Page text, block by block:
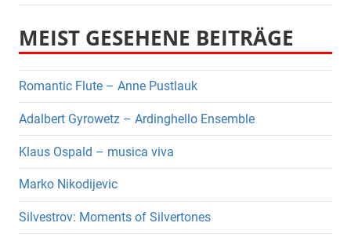
MEIST GESEHENE BEITRÄGE
Romantic Flute – Anne Pustlauk
Adalbert Gyrowetz – Ardinghello Ensemble
Klaus Ospald – musica viva
Marko Nikodijevic
Silvestrov: Moments of Silvertones